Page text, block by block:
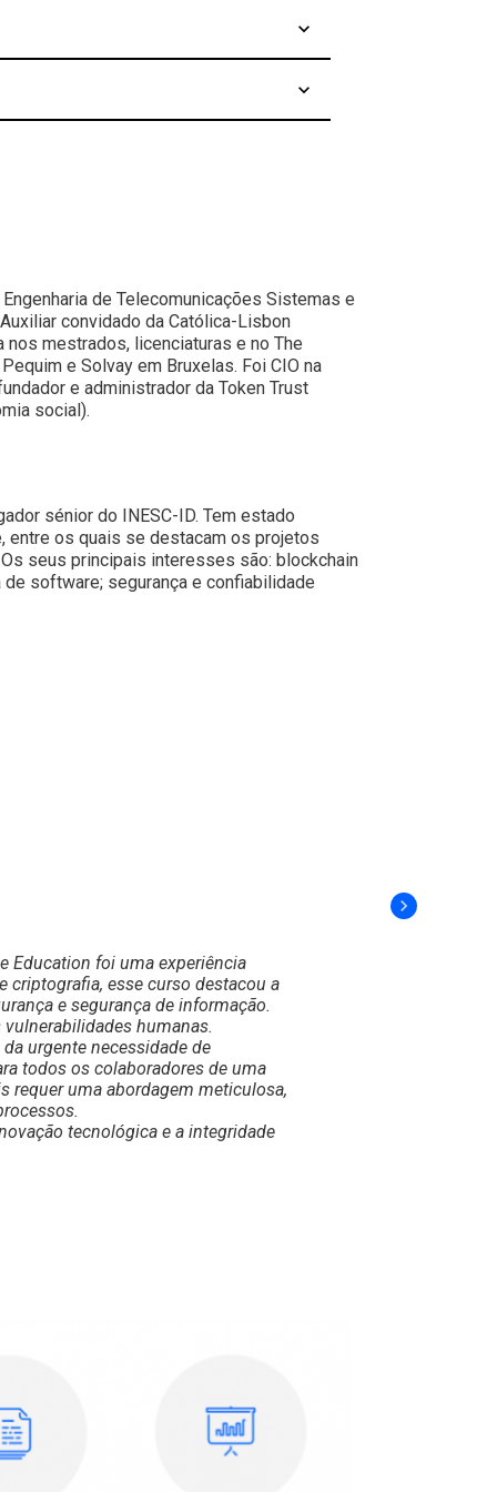
keyboard_arrow_up
keyboard_arrow_up
de Telecomunicações Sistemas e
convidado da Católica-Lisbon
mestrados, licenciaturas e no The
e Solvay em Bruxelas. Foi CIO na
e administrador da Token Trust
social).
sénior do INESC-ID. Tem estado
entre os quais se destacam os projetos
Os seus principais interesses são: blockchain
software; segurança e confiabilidade
Education foi uma experiência
criptografia, esse curso destacou a
e segurança de informação.
humanas.
urgente necessidade de
todos os colaboradores de uma
requer uma abordagem meticulosa,
tecnológica e a integridade
adquiri capacidades essenciais, e
complexidades digitais, mas também
da minha atuação como